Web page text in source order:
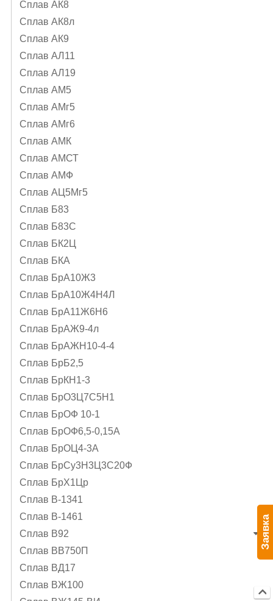
Сплав АК8
Сплав АК8л
Сплав АК9
Сплав АЛ11
Сплав АЛ19
Сплав АМ5
Сплав АМг5
Сплав АМг6
Сплав АМК
Сплав АМСТ
Сплав АМФ
Сплав АЦ5Мг5
Сплав Б83
Сплав Б83С
Сплав БК2Ц
Сплав БКА
Сплав БрА10Ж3
Сплав БрА10Ж4Н4Л
Сплав БрА11Ж6Н6
Сплав БрАЖ9-4л
Сплав БрАЖН10-4-4
Сплав БрБ2,5
Сплав БрКН1-3
Сплав БрО3Ц7С5Н1
Сплав БрОФ 10-1
Сплав БрОФ6,5-0,15А
Сплав БрОЦ4-3А
Сплав БрСу3Н3Ц3С20Ф
Сплав БрХ1Цр
Сплав В-1341
Сплав В-1461
Сплав В92
Сплав ВВ750П
Сплав ВД17
Сплав ВЖ100
Заявка